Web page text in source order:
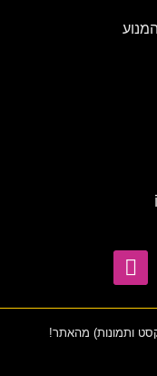
ותמונות) מהאתר!